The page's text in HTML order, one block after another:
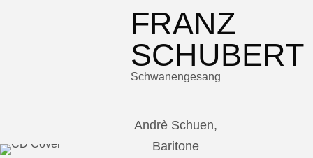
FRANZ
SCHUBERT
Schwanengesang
Andrè Schuen,
Baritone